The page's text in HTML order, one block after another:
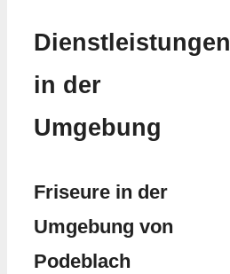
Dienstleistungen
in der
Umgebung
Friseure in der
Umgebung von
Podeblach